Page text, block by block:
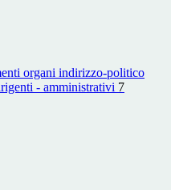
organi indirizzo-politico
- amministrativi 7